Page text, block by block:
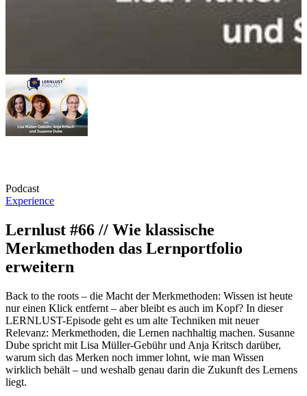
Podcast
Experience
Lernlust #66 // Wie klassische
Merkmethoden das Lernportfolio
erweitern
Back to the roots – die Macht der Merkmethoden: Wissen ist heute
nur einen Klick entfernt – aber bleibt es auch im Kopf? In dieser
LERNLUST-Episode geht es um alte Techniken mit neuer
Relevanz: Merkmethoden, die Lernen nachhaltig machen. Susanne
Dube spricht mit Lisa Müller-Gebühr und Anja Kritsch darüber,
warum sich das Merken noch immer lohnt, wie man Wissen
wirklich behält – und weshalb genau darin die Zukunft des Lernens
liegt.